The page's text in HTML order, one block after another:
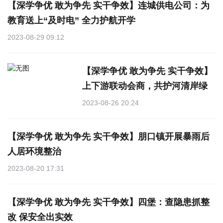
【深学争优 敢为争先 实干争效】连城供电公司：为
教育送上“及时电” 全力护航开学
2023-08-29 09:12
【深学争优 敢为争先 实干争效】
上下游联动会商，共护河清岸绿
2023-08-26 20:24
【深学争优 敢为争先 实干争效】朋口镇开展暴雨后
人居环境整治
2023-08-20 17:31
【深学争优 敢为争先 实干争效】四堡：查隐患抓整
改 保安全出实效